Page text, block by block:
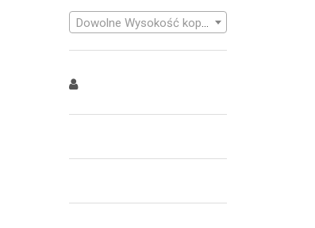
Dowolne Wysokość koperty